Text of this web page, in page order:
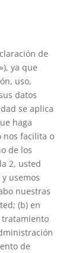
de
ya que
uso,
datos
se aplica
haga
nos facilita o
de los
2, usted
usemos
nuestras
(b) en
de